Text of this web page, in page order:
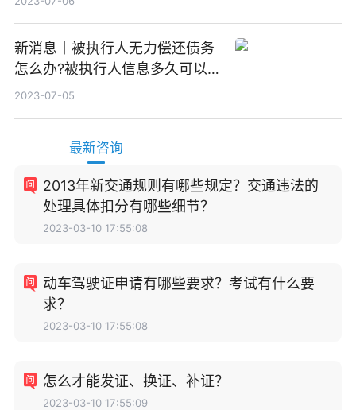
新消息丨被执行人无力偿还债务
怎么办?被执行人信息多久可以
消除?
2023-07-05
最新咨询
2013年新交通规则有哪些规定？交通违法的
处理具体扣分有哪些细节？
2023-03-10 17:55:08
动车驾驶证申请有哪些要求？考试有什么要
求？
2023-03-10 17:55:08
怎么才能发证、换证、补证？
2023-03-10 17:55:09